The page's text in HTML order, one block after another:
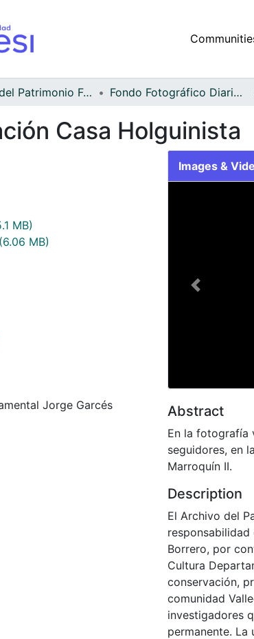
Archivo del Patrimonio Fotográfico y Fílmico del Valle del Cauca Fondo Fotográfico Diario Occidente
Casa Holguinista
MB)
(6.06 MB)
Jorge Garcés
Images &
Previous
Abstract
En la fotografía
seguidores, en
Marroquín II.
Description
El Archivo del
Borrero, por
Cultura
conservación,
comunidad
investigadores
permanente.